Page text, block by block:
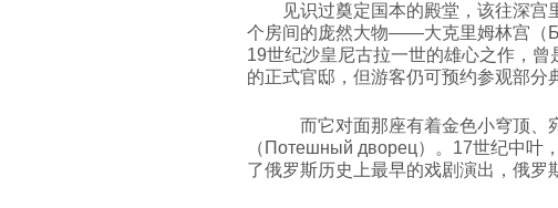
见识过奠定国本的殿堂，该往深
个房间的庞然大物——大克里姆林宫（
19世纪沙皇尼古拉一世的雄心之作，
的正式官邸，但游客仍可预约参观部分
而它对面那座有着金色小穹顶、
（Потешный дворец）。17世纪中叶
了俄罗斯历史上最早的戏剧演出，俄罗